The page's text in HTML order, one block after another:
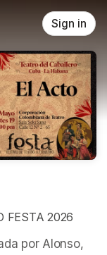
Sign in
FESTA 2026
por Alonso,